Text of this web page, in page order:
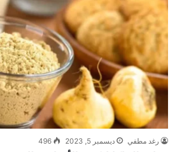
رغد مطفي ديسمبر 5, 2023 496